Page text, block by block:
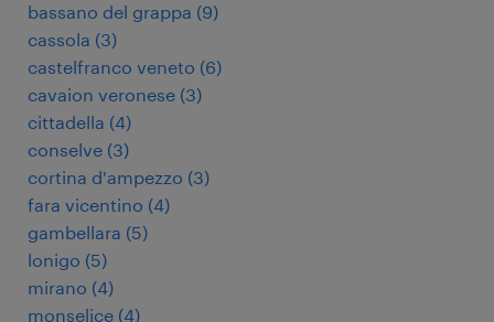
bassano del grappa (9)
cassola (3)
castelfranco veneto (6)
cavaion veronese (3)
cittadella (4)
conselve (3)
cortina d'ampezzo (3)
fara vicentino (4)
gambellara (5)
lonigo (5)
mirano (4)
monselice (4)